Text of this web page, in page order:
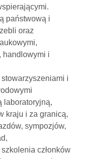
państwową i
oraz
handlowymi i
stowarzyszeniami i
laboratoryjną,
kraju i za granicą,
sympozjów,
członków